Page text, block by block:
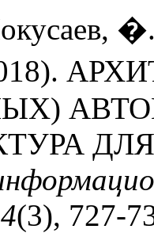
(3), 727-